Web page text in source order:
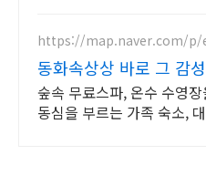
길 속에서느끼는 온전한휴
https://map.naver.com/p/
동화속상상 바로 그 감
주서쪽 오설록근처 완벽
숲속 무료스파, 온수 수영
동심을 부르는 가족 숙소,